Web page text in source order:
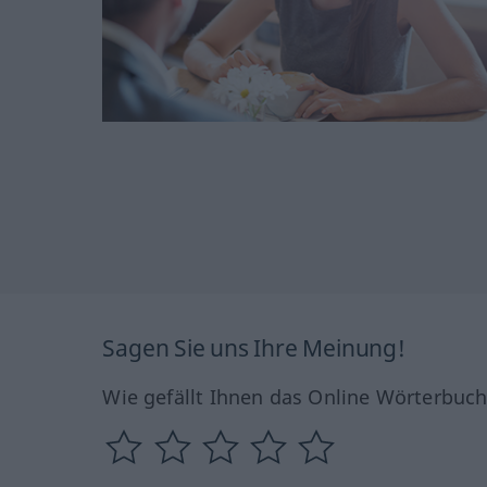
Sagen Sie uns Ihre Meinung!
Wie gefällt Ihnen das Online